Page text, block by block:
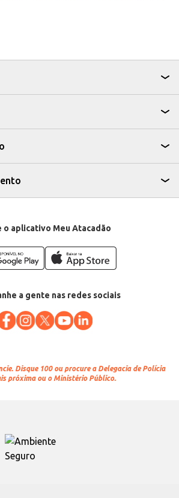
compartilhar em momentos de descontração,
busca uma cerveja para o dia a dia.
269ml é uma escolha prática e saborosa para
o aplicativo Meu Atacadão
a gente nas redes sociais
Disque 100 ou procure a Delegacia de Polícia
próxima ou o Ministério Público.